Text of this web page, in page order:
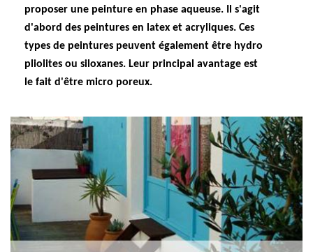
proposer une peinture en phase aqueuse. Il s'agit
d'abord des peintures en latex et acryliques. Ces
types de peintures peuvent également être hydro
pliolites ou siloxanes. Leur principal avantage est
le fait d'être micro poreux.